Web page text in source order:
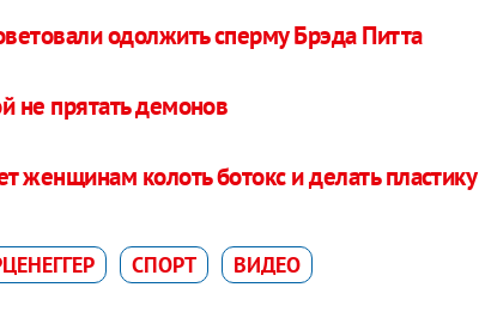
одолжить сперму Брэда Питта
не прятать демонов
женщинам колоть ботокс и делать пластику
СПОРТ ВИДЕО